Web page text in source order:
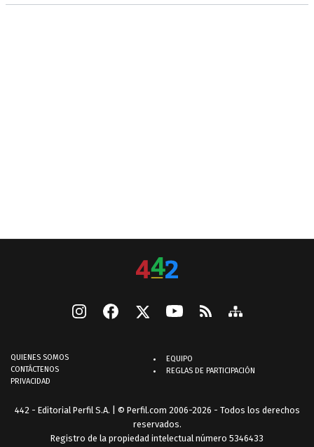
QUIENES SOMOS
CONTÁCTENOS
PRIVACIDAD
EQUIPO
REGLAS DE PARTICIPACIÓN
442 - Editorial Perfil S.A. | © Perfil.com 2006-2026 - Todos los derechos
reservados.
Registro de la propiedad intelectual número 5346433